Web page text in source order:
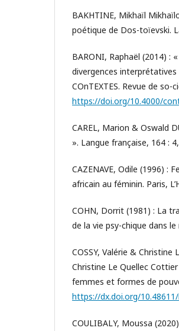
BAKHTINE, Mikhaïl
poétique de Dos-toïevski.
BARONI, Raphaël (2014) :
divergences interprétatives
COnTEXTES. Revue de
https://doi.org/10.4000/
CAREL, Marion & Oswald
». Langue française, 164 :
CAZENAVE, Odile (1996) :
africain au féminin. Paris,
COHN, Dorrit (1981) : La
de la vie psy-chique dans le
COSSY, Valérie & Christine
Christine Le Quellec
femmes et formes de
https://dx.doi.org/
COULIBALY, Moussa